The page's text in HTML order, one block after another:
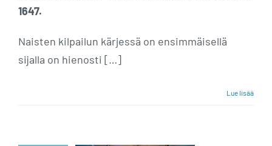
1647.
Naisten kilpailun kärjessä on ensimmäisellä
sijalla on hienosti […]
Lue lisää